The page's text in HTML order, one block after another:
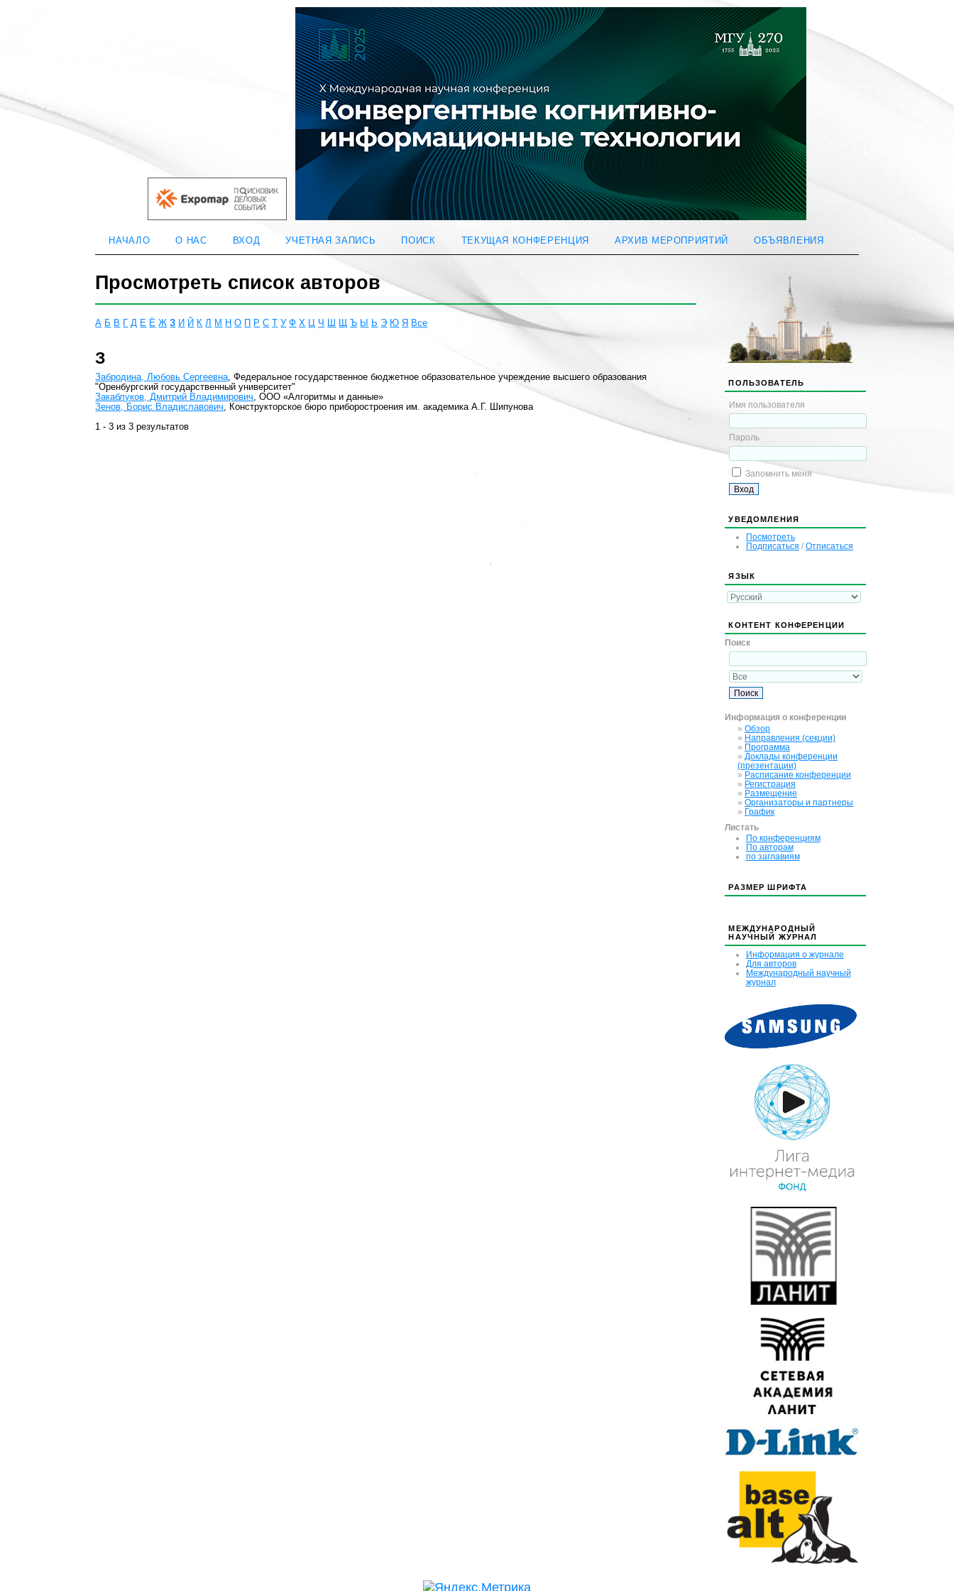
ПОЛЬЗОВАТЕЛЬ
Имя пользователя
Пароль
Запомнить меня
УВЕДОМЛЕНИЯ
Посмотреть
Подписаться / Отписаться
ЯЗЫК
КОНТЕНТ КОНФЕРЕНЦИИ
Поиск
Информация о конференции
» Обзор
» Направления (секции)
» Программа
» Доклады конференции
(презентации)
» Расписание конференции
» Регистрация
» Размещение
» Организаторы и партнеры
» График
Листать
По конференциям
По авторам
по заглавиям
РАЗМЕР ШРИФТА
МЕЖДУНАРОДНЫЙ
НАУЧНЫЙ ЖУРНАЛ
Информация о журнале
Для авторов
Международный научный
журнал
НАЧАЛО О НАС ВХОД УЧЕТНАЯ ЗАПИСЬ ПОИСК ТЕКУЩАЯ КОНФЕРЕНЦИЯ АРХИВ МЕРОПРИЯТИЙ ОБЪЯВЛЕНИЯ
Просмотреть список авторов
А Б В Г Д Е Ё Ж З И Й К Л М Н О П Р С Т У Ф Х Ц Ч Ш Щ Ъ Ы Ь Э Ю Я Все
З
Забродина, Любовь Сергеевна, Федеральное государственное бюджетное образовательное учреждение высшего образования
"Оренбургский государственный университет"
Закаблуков, Дмитрий Владимирович, ООО «Алгоритмы и данные»
Зенов, Борис Владиславович, Конструкторское бюро приборостроения им. академика А.Г. Шипунова
1 - 3 из 3 результатов